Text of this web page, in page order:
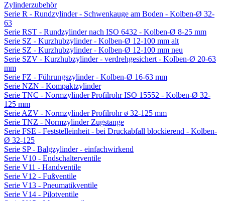
Zylinderzubehör
Serie R - Rundzylinder - Schwenkauge am Boden - Kolben-Ø 32-
63
Serie RST - Rundzylinder nach ISO 6432 - Kolben-Ø 8-25 mm
Serie SZ - Kurzhubzylinder - Kolben-Ø 12-100 mm alt
Serie SZ - Kurzhubzylinder - Kolben-Ø 12-100 mm neu
Serie SZV - Kurzhubzylinder - verdrehgesichert - Kolben-Ø 20-63
mm
Serie FZ - Führungszylinder - Kolben-Ø 16-63 mm
Serie NZN - Kompaktzylinder
Serie TNC - Normzylinder Profilrohr ISO 15552 - Kolben-Ø 32-
125 mm
Serie AZV - Normzylinder Profilrohr ø 32-125 mm
Serie TNZ - Normzylinder Zugstange
Serie FSE - Feststelleinheit - bei Druckabfall blockierend - Kolben-
Ø 32-125
Serie SP - Balgzylinder - einfachwirkend
Serie V10 - Endschalterventile
Serie V11 - Handventile
Serie V12 - Fußventile
Serie V13 - Pneumatikventile
Serie V14 - Pilotventile